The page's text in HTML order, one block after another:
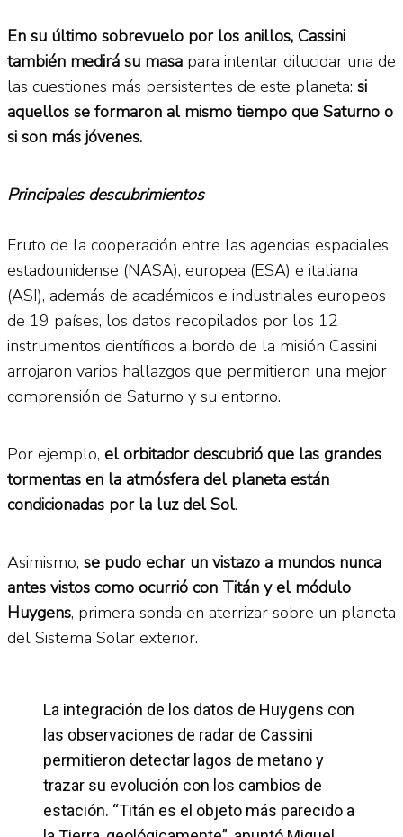
En su último sobrevuelo por los anillos, Cassini
también medirá su masa para intentar dilucidar una de
las cuestiones más persistentes de este planeta: si
aquellos se formaron al mismo tiempo que Saturno o
si son más jóvenes.
Principales descubrimientos
Fruto de la cooperación entre las agencias espaciales
estadounidense (NASA), europea (ESA) e italiana
(ASI), además de académicos e industriales europeos
de 19 países, los datos recopilados por los 12
instrumentos científicos a bordo de la misión Cassini
arrojaron varios hallazgos que permitieron una mejor
comprensión de Saturno y su entorno.
Por ejemplo, el orbitador descubrió que las grandes
tormentas en la atmósfera del planeta están
condicionadas por la luz del Sol.
Asimismo, se pudo echar un vistazo a mundos nunca
antes vistos como ocurrió con Titán y el módulo
Huygens, primera sonda en aterrizar sobre un planeta
del Sistema Solar exterior.
La integración de los datos de Huygens con
las observaciones de radar de Cassini
permitieron detectar lagos de metano y
trazar su evolución con los cambios de
estación. “Titán es el objeto más parecido a